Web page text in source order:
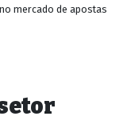
mercado de apostas